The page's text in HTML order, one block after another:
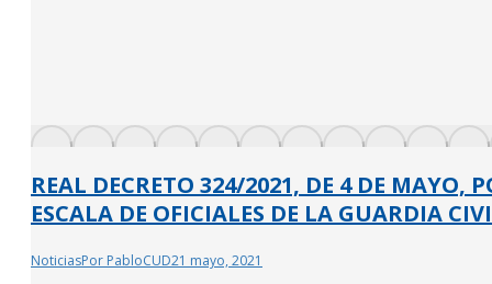
REAL DECRETO 324/2021, DE 4 DE MAYO,
ESCALA DE OFICIALES DE LA GUARDIA
NoticiasPor PabloCUD21 mayo, 2021